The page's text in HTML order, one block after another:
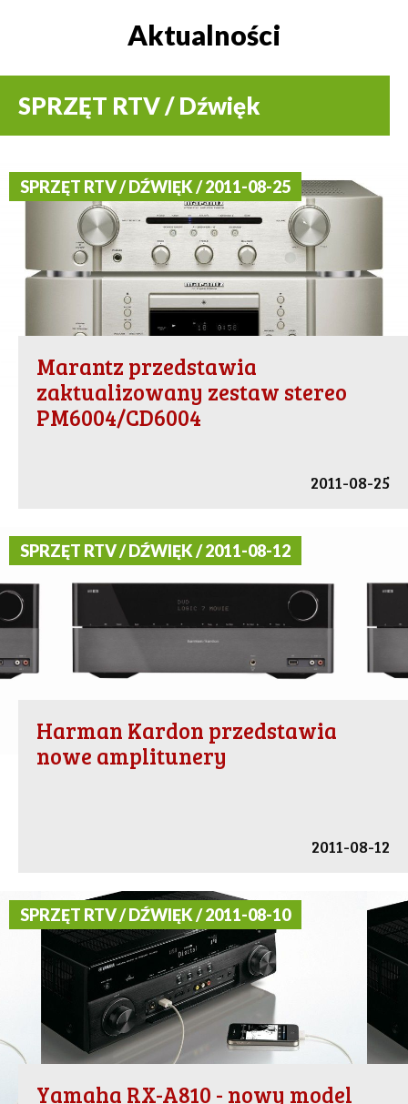
Aktualności
SPRZĘT RTV / Dźwięk
SPRZĘT RTV / DŹWIĘK / 2011-08-25
Marantz przedstawia
zaktualizowany zestaw stereo
PM6004/CD6004
2011-08-25
SPRZĘT RTV / DŹWIĘK / 2011-08-12
Harman Kardon przedstawia
nowe amplitunery
2011-08-12
SPRZĘT RTV / DŹWIĘK / 2011-08-10
Yamaha RX-A810 - nowy model